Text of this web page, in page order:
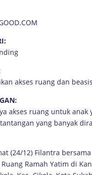
akses ruang dan
akses ruang untuk
yang banyak
(24/12) Filantra
Ramah Yatim di